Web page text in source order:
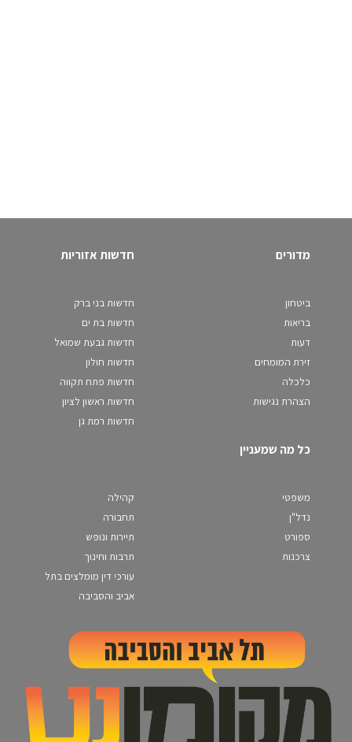
מדורים
ביטחון
בריאות
דעות
זירת המומחים
כלכלה
הצהרת נגישות
חדשות אזוריות
חדשות בני ברק
חדשות בת ים
חדשות גבעת שמואל
חדשות חולון
חדשות פתח תקווה
חדשות ראשון לציון
חדשות רמת גן
כל מה שמעניין
משפטי
נדל"ן
ספורט
צרכנות
קהילה
תחבורה
תיירות ונופש
תרבות וחינוך
עורכי דין מומלצים בתל
אביב והסביבה